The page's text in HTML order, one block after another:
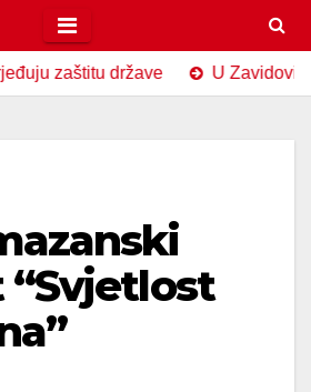
države U Zavidovićima